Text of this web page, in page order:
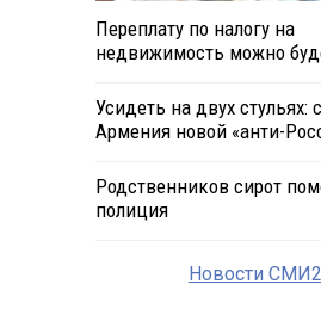
Переплату по налогу на
недвижимость можно
Усидеть на двух стульях:
Армения новой «анти-
Родственников сирот
полиция
Новости СМИ2